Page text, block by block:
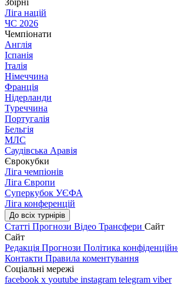
Збірні
Ліга націй
ЧС 2026
Чемпіонати
Англія
Іспанія
Італія
Німеччина
Франція
Нідерланди
Туреччина
Португалія
Бельгія
МЛС
Саудівська Аравія
Єврокубки
Ліга чемпіонів
Ліга Європи
Суперкубок УЄФА
Ліга конференцій
До всіх турнірів
Статті Прогнози Відео Трансфери Сайт
Сайт
Редакція Прогнози Політика
Контакти Правила коментування
Соціальні мережі
facebook x youtube instagram telegram viber